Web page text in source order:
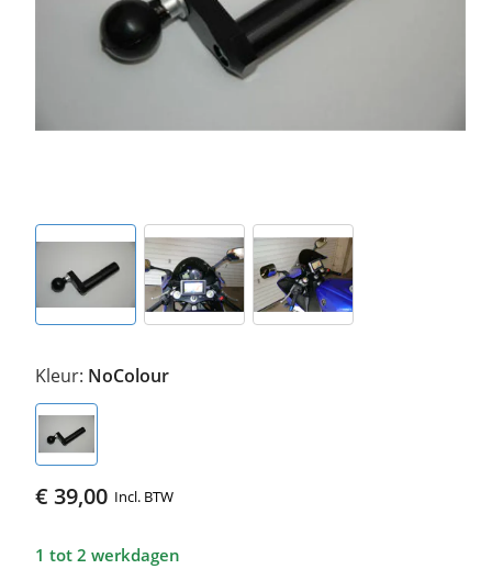
Kleur: NoColour
€ 39,00 Incl. BTW
1 tot 2 werkdagen